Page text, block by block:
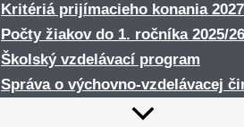
Kritériá prijímacieho konania
Počty žiakov do 1. ročníka 2025/26
Školský vzdelávací program
Správa o výchovno-vzdelávacej